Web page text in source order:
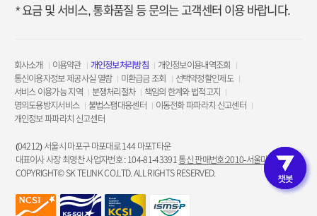
고객인증
* 요금 및 서비스, 통화품질 등 문의는 고객센터 이용 바랍니다.
회사소개 이용약관 개인정보처리방침
개인정보이용내역조회
통신이용자정보 제공사실 열람
미환급금 조회
선택약정할인제도
서비스 이용가능 지역
분쟁처리절차
책임의 한계와 법적고지
명의도용방지서비스
불법스팸대응센터
이동전화 파파라치 신고센터
개인정보 파파라치 신고센터
(04212) 서울시 마포구 마포대로 144 마포T타운
대표이사 사장 최영찬 사업자번호 : 104-81-43391통신 판매번호:2010-서울마포-3953
COPYRIGHT© SK TELINK CO.LTD. ALL RIGHTS RESERVED.